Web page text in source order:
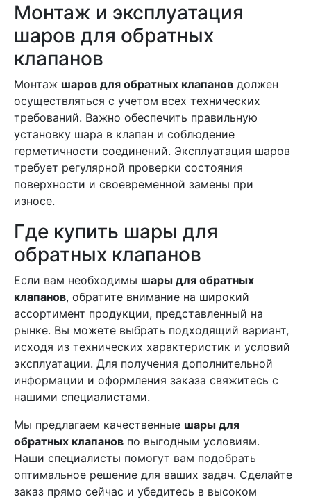
Монтаж и эксплуатация
шаров для обратных
клапанов
Монтаж шаров для обратных клапанов должен
осуществляться с учетом всех технических
требований. Важно обеспечить правильную
установку шара в клапан и соблюдение
герметичности соединений. Эксплуатация шаров
требует регулярной проверки состояния
поверхности и своевременной замены при
износе.
Где купить шары для
обратных клапанов
Если вам необходимы шары для обратных
клапанов, обратите внимание на широкий
ассортимент продукции, представленный на
рынке. Вы можете выбрать подходящий вариант,
исходя из технических характеристик и условий
эксплуатации. Для получения дополнительной
информации и оформления заказа свяжитесь с
нашими специалистами.
Мы предлагаем качественные шары для
обратных клапанов по выгодным условиям.
Наши специалисты помогут вам подобрать
оптимальное решение для ваших задач. Сделайте
заказ прямо сейчас и убедитесь в высоком